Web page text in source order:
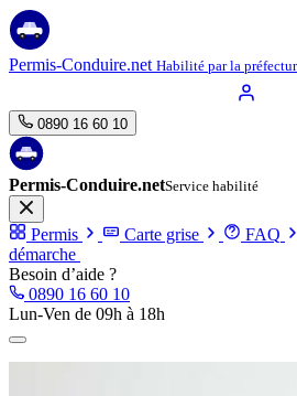
Aller
au
contenu
Permis-Conduire.net Habilité par la
0890 16 60 10
Permis-Conduire.netService habilité
Permis Carte grise FAQ
démarche
Besoin d’aide ?
0890 16 60 10
Lun-Ven de 09h à 18h